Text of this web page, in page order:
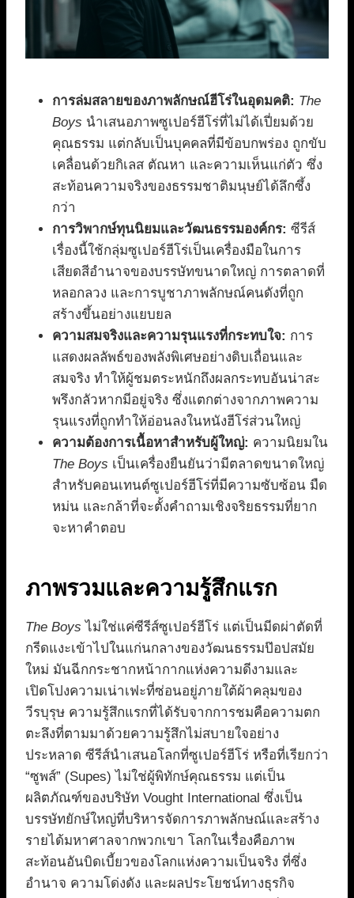
การล่มสลายของภาพลักษณ์ฮีโร่ในอุดมคติ: The
Boys นำเสนอภาพซูเปอร์ฮีโร่ที่ไม่ได้เปี่ยมด้วย
คุณธรรม แต่กลับเป็นบุคคลที่มีข้อบกพร่อง ถูกขับ
เคลื่อนด้วยกิเลส ตัณหา และความเห็นแก่ตัว ซึ่ง
สะท้อนความจริงของธรรมชาติมนุษย์ได้ลึกซึ้ง
กว่า
การวิพากษ์ทุนนิยมและวัฒนธรรมองค์กร: ซีรีส์
เรื่องนี้ใช้กลุ่มซูเปอร์ฮีโร่เป็นเครื่องมือในการ
เสียดสีอำนาจของบรรษัทขนาดใหญ่ การตลาดที่
หลอกลวง และการบูชาภาพลักษณ์คนดังที่ถูก
สร้างขึ้นอย่างแยบยล
ความสมจริงและความรุนแรงที่กระทบใจ: การ
แสดงผลลัพธ์ของพลังพิเศษอย่างดิบเถื่อนและ
สมจริง ทำให้ผู้ชมตระหนักถึงผลกระทบอันน่าสะ
พรึงกลัวหากมีอยู่จริง ซึ่งแตกต่างจากภาพความ
รุนแรงที่ถูกทำให้อ่อนลงในหนังฮีโร่ส่วนใหญ่
ความต้องการเนื้อหาสำหรับผู้ใหญ่: ความนิยมใน
The Boys เป็นเครื่องยืนยันว่ามีตลาดขนาดใหญ่
สำหรับคอนเทนต์ซูเปอร์ฮีโร่ที่มีความซับซ้อน มืด
หม่น และกล้าที่จะตั้งคำถามเชิงจริยธรรมที่ยาก
จะหาคำตอบ
ภาพรวมและความรู้สึกแรก
The Boys ไม่ใช่แค่ซีรีส์ซูเปอร์ฮีโร่ แต่เป็นมีดผ่าตัดที่
กรีดแงะเข้าไปในแก่นกลางของวัฒนธรรมป๊อปสมัย
ใหม่ มันฉีกกระชากหน้ากากแห่งความดีงามและ
เปิดโปงความเน่าเฟะที่ซ่อนอยู่ภายใต้ผ้าคลุมของ
วีรบุรุษ ความรู้สึกแรกที่ได้รับจากการชมคือความตก
ตะลึงที่ตามมาด้วยความรู้สึกไม่สบายใจอย่าง
ประหลาด ซีรีส์นำเสนอโลกที่ซูเปอร์ฮีโร่ หรือที่เรียกว่า
“ซูพส์” (Supes) ไม่ใช่ผู้พิทักษ์คุณธรรม แต่เป็น
ผลิตภัณฑ์ของบริษัท Vought International ซึ่งเป็น
บรรษัทยักษ์ใหญ่ที่บริหารจัดการภาพลักษณ์และสร้าง
รายได้มหาศาลจากพวกเขา โลกในเรื่องคือภาพ
สะท้อนอันบิดเบี้ยวของโลกแห่งความเป็นจริง ที่ซึ่ง
อำนาจ ความโด่งดัง และผลประโยชน์ทางธุรกิจ